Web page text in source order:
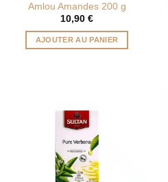
Amlou Amandes 200 g
10,90 €
AJOUTER AU PANIER